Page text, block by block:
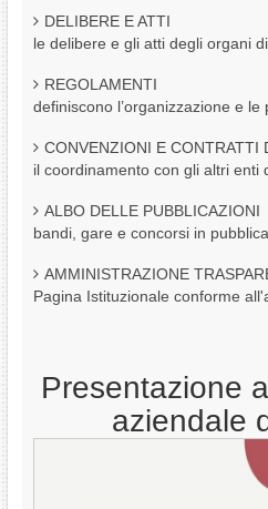
DELIBERE E ATTI
le delibere e gli atti degli organi
REGOLAMENTI
definiscono l’organizzazione e
CONVENZIONI E CONTRATTI
il coordinamento con gli altri enti
ALBO DELLE PUBBLICAZIONI
bandi, gare e concorsi in
AMMINISTRAZIONE
Pagina Istituzionale conforme
Presentazione
aziendale